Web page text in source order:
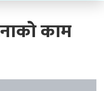
काम